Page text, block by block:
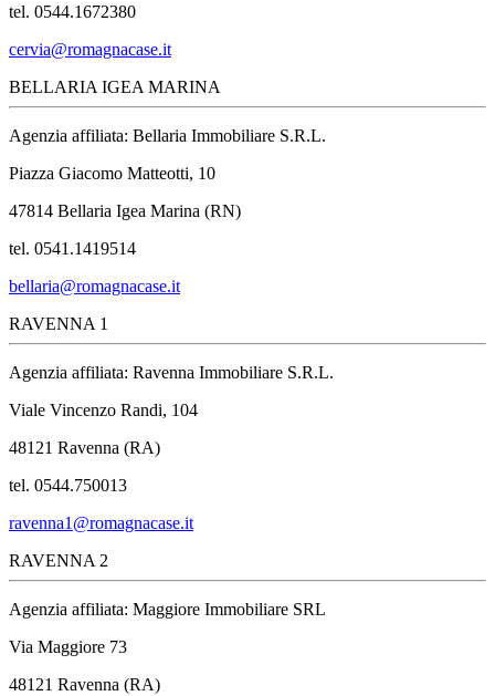
tel. 0544.1672380
cervia@romagnacase.it
BELLARIA IGEA MARINA
Agenzia affiliata: Bellaria Immobiliare S.R.L.
Piazza Giacomo Matteotti, 10
47814 Bellaria Igea Marina (RN)
tel. 0541.1419514
bellaria@romagnacase.it
RAVENNA 1
Agenzia affiliata: Ravenna Immobiliare S.R.L.
Viale Vincenzo Randi, 104
48121 Ravenna (RA)
tel. 0544.750013
ravenna1@romagnacase.it
RAVENNA 2
Agenzia affiliata: Maggiore Immobiliare SRL
Via Maggiore 73
48121 Ravenna (RA)